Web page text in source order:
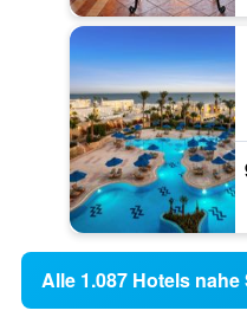
Alle 1.087 Hotels